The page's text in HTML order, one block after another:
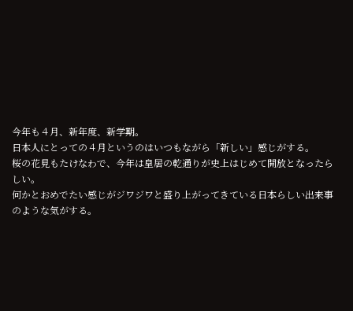
今年も４月、新年度、新学期。
日本人にとっての４月というのはいつもながら「新しい」感じがする。
桜の花見もたけなわで、今年は皇居の乾通りが史上はじめて開放となったら
しい。
何かとおめでたい感じがジワジワと盛り上がってきている日本らしい出来事
のような気がする。